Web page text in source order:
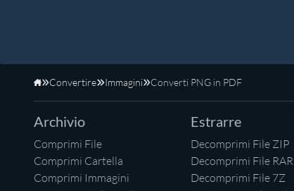
Home
Convertire Immagini Converti PNG in PDF
Archivio
Comprimi File
Comprimi Cartella
Comprimi Immagini
Estrarre
Decomprimi File ZIP
Decomprimi File RAR
Decomprimi File 7Z